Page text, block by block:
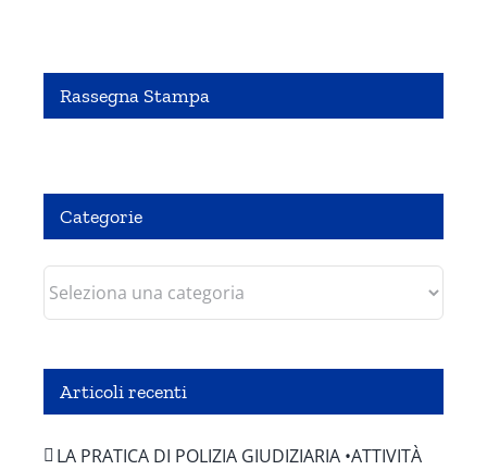
Rassegna Stampa
Pubbliredazionale – Crocevia 07 Agosto 2020
Categorie
Categorie
Articoli recenti
LA PRATICA DI POLIZIA GIUDIZIARIA •ATTIVITÀ